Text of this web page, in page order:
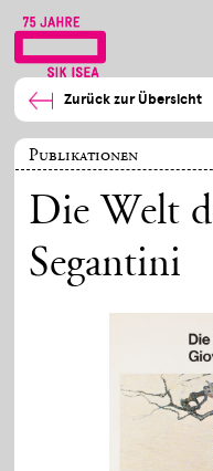
Zurück zur Übersicht
Publikationen
Die Welt
Segantini